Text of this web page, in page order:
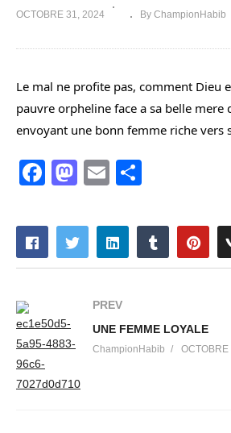
OCTOBRE 31, 2024 By ChampionHabib
Le mal ne profite pas, comment Dieu
pauvre orpheline face a sa belle mere
envoyant une bonn femme riche vers
Facebook
Mastodon
Email
PREV
UNE FEMME LOYALE
ChampionHabib